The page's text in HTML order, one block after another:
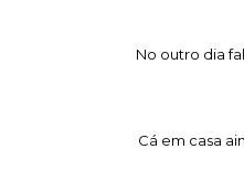
No outro dia
Cá em casa